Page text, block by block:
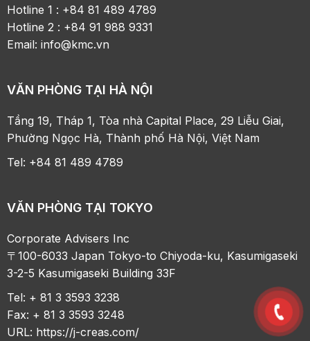
Hotline 1 : +84 81 489 4789
Hotline 2 : +84 91 988 9331
Email:info@kmc.vn
VĂN PHÒNG TẠI HÀ NỘI
Tầng 19, Tháp 1, Tòa nhà Capital Place, 29 Liễu Giai,
Phường Ngọc Hà, Thành phố Hà Nội, Việt Nam
Tel: +84 81 489 4789
VĂN PHÒNG TẠI TOKYO
Corporate Advisers Inc
〒100-6033 Japan Tokyo-to Chiyoda-ku, Kasumigaseki
3-2-5 Kasumigaseki Building 33F
Tel: + 81 3 3593 3238
Fax: + 81 3 3593 3248
URL: https://j-creas.com/